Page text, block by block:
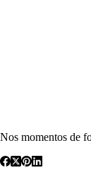
Nos momentos de